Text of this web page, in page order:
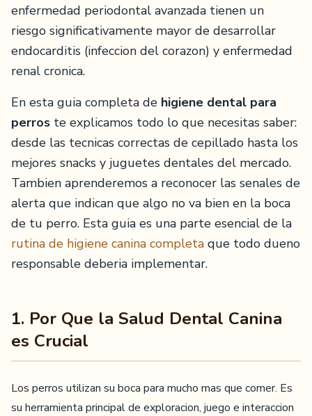
enfermedad periodontal avanzada tienen un
riesgo significativamente mayor de desarrollar
endocarditis (infeccion del corazon) y enfermedad
renal cronica.
En esta guia completa de higiene dental para
perros te explicamos todo lo que necesitas saber:
desde las tecnicas correctas de cepillado hasta los
mejores snacks y juguetes dentales del mercado.
Tambien aprenderemos a reconocer las senales de
alerta que indican que algo no va bien en la boca
de tu perro. Esta guia es una parte esencial de la
rutina de higiene canina completa que todo dueno
responsable deberia implementar.
1. Por Que la Salud Dental Canina
es Crucial
Los perros utilizan su boca para mucho mas que comer. Es
su herramienta principal de exploracion, juego e interaccion